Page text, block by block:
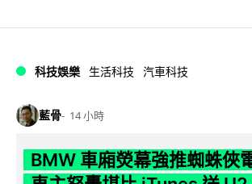
科技娛樂 生活科技 汽車科技
藍骨 14 小時
BMW 車廂熒幕強推蜘蛛俠